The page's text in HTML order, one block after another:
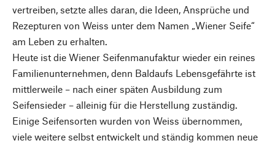
vertreiben, setzte alles daran, die Ideen, Ansprüche und
Rezepturen von Weiss unter dem Namen „Wiener Seife“
am Leben zu erhalten.
Heute ist die Wiener Seifenmanufaktur wieder ein reines
Familienunternehmen, denn Baldaufs Lebensgefährte ist
mittlerweile – nach einer späten Ausbildung zum
Seifensieder – alleinig für die Herstellung zuständig.
Einige Seifensorten wurden von Weiss übernommen,
viele weitere selbst entwickelt und ständig kommen neue